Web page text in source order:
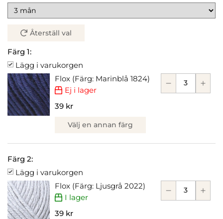
Återställ val
Färg 1:
Lägg i varukorgen
Flox (Färg: Marinblå 1824)
Ej i lager
39 kr
Välj en annan färg
Färg 2:
Lägg i varukorgen
Flox (Färg: Ljusgrå 2022)
I lager
39 kr